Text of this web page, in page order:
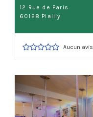
12 Rue de Paris
60128 Plailly
Aucun avis